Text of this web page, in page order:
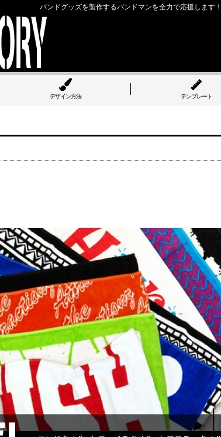
バンドグッズを製作するバンドマンを全力で応援します！
デザイン方法 テンプレート